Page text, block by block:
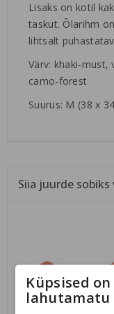
Lisaks on kotil
taskut. Õlarihm
lihtsalt
Värv: khaki-must,
camo-forest
Suurus: M (38 x
Siia juurde sobiks
Küpsised
lahutamatu